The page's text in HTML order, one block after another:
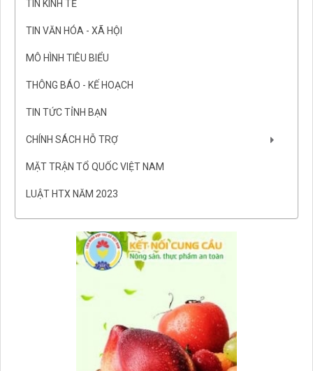
TIN KINH TẾ
TIN VĂN HÓA - XÃ HỘI
MÔ HÌNH TIÊU BIỂU
THÔNG BÁO - KẾ HOẠCH
TIN TỨC TỈNH BẠN
CHÍNH SÁCH HỖ TRỢ
MẶT TRẬN TỔ QUỐC VIỆT NAM
LUẬT HTX NĂM 2023